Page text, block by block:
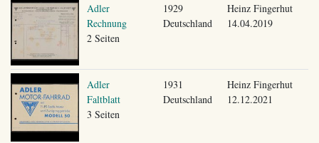
Adler
Rechnung
2 Seiten
1929
Deutschland
Heinz Fingerhut
14.04.2019
Adler
Faltblatt
3 Seiten
1931
Deutschland
Heinz Fingerhut
12.12.2021